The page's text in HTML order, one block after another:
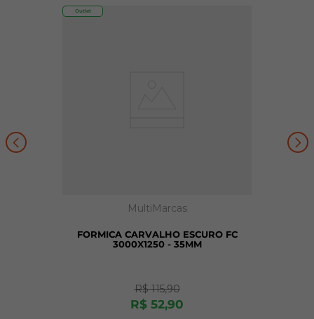
Outlet
MultiMarcas
FORMICA CARVALHO ESCURO FC
3000X1250 - 35MM
R$ 115,90
R$ 52,90